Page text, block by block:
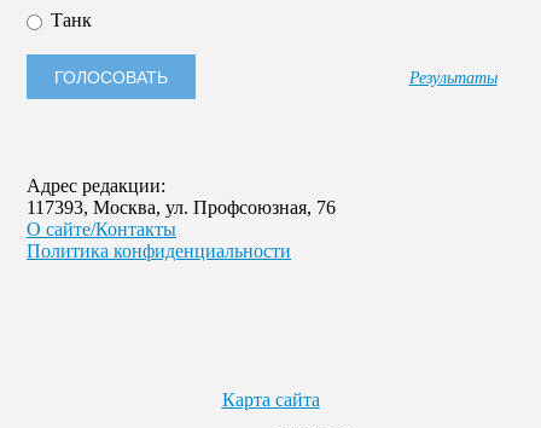
Танк
Результаты
Адрес редакции:
117393, Москва, ул. Профсоюзная, 76
О сайте/Контакты
Политика конфиденциальности
Карта сайта